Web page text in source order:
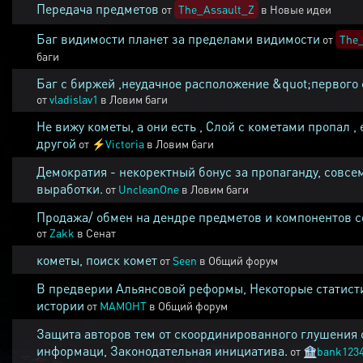
Передача предметов от The_Assault_Z в Новые идеи
Баг видимости планет за пределами видимости от
баги
Баг с биржей ,неудачное расположение
отvladislav1 в Ловим баги
Не вижу кометы, а они есть , Слой с кометами пропал ,
другой от ⚡Victoria в Ловим баги
Демократия - некоректный бонус за пропаганду,
выработки. от UncleanOne в Ловим баги
Продажа/ обмен на дендре предметов и компонентов
от Zakk в Сенат
кометы, поиск комет отSeen в Общий форум
В предверии Альянсовой реформы, Некоторые
истории от MAMOHT в Общий форум
Защита авторов тем от скоординированного глушения
информаци, Законодательная инициатива. от 🏦